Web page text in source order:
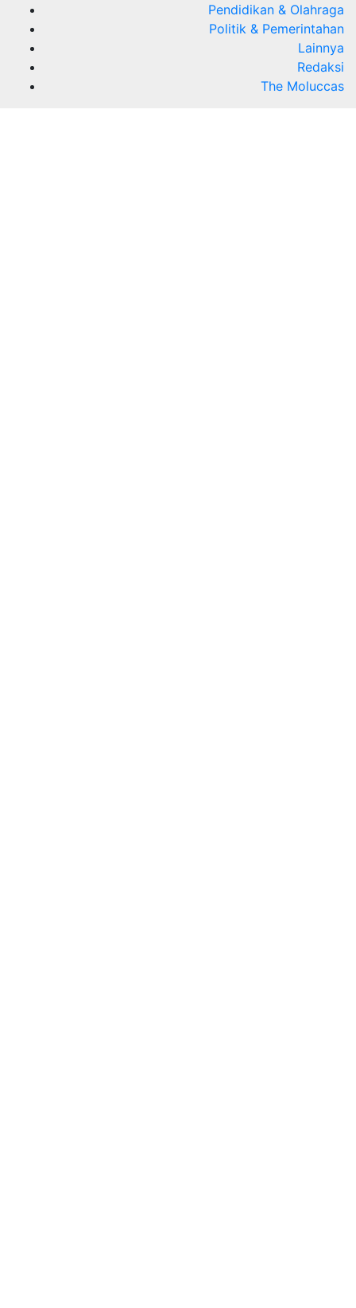
Pendidikan & Olahraga
Politik & Pemerintahan
Lainnya
Redaksi
The Moluccas